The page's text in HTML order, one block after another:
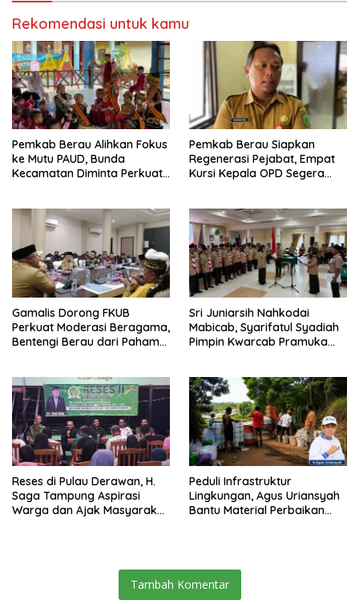
Rekomendasi untuk kamu
Pemkab Berau Alihkan Fokus
ke Mutu PAUD, Bunda
Kecamatan Diminta Perkuat
Pemkab Berau Siapkan
Regenerasi Pejabat, Empat
Kursi Kepala OPD Segera
Gamalis Dorong FKUB
Perkuat Moderasi Beragama,
Bentengi Berau dari Paham
Sri Juniarsih Nahkodai
Mabicab, Syarifatul Syadiah
Pimpin Kwarcab Pramuka
Reses di Pulau Derawan, H.
Saga Tampung Aspirasi
Warga dan Ajak Masyarakat
Peduli Infrastruktur
Lingkungan, Agus Uriansyah
Bantu Material Perbaikan
Tambah Komentar